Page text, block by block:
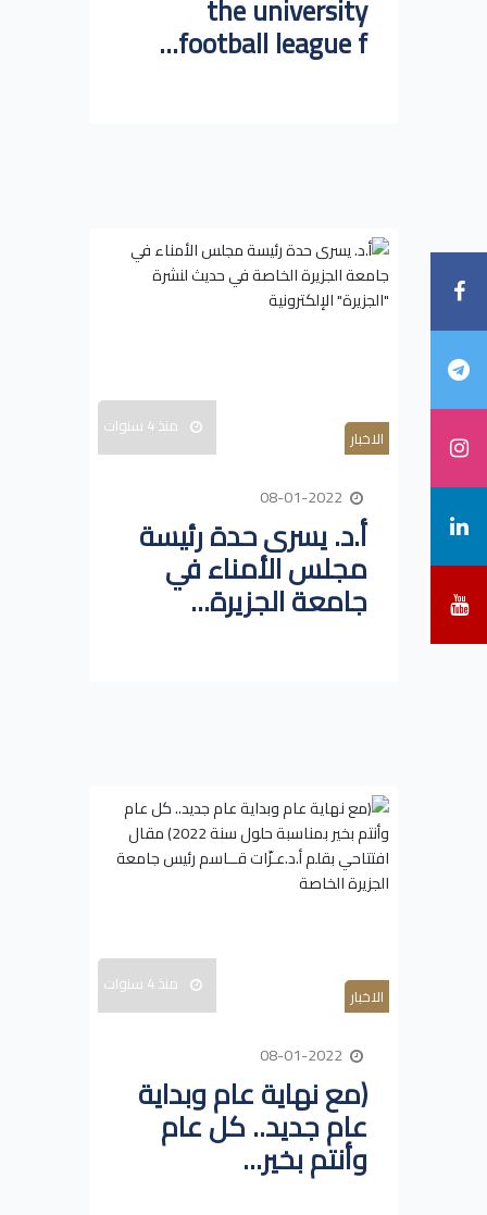
the university
football league f...
الاخبار منذ 4 سنوات
أ.د. يسرى حدة رئيسة
مجلس الأمناء في
جامعة الجزيرة...
الاخبار منذ 4 سنوات
(مع نهاية عام وبداية
عام جديد.. كل عام
وأنتم بخير...